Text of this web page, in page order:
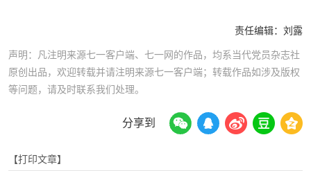
责任编辑： 刘露
声明：凡注明来源七一客户端、七一网的作品，均系当代党员杂志社
原创出品，欢迎转载并请注明来源七一客户端；转载作品如涉及版权
等问题，请及时联系我们处理。
分享到
【打印文章】